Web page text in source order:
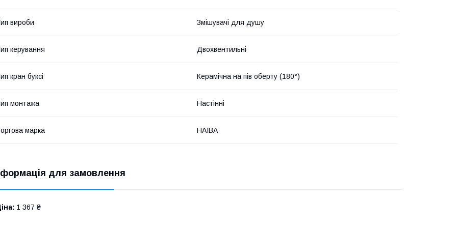
вироби Змішувачі для душу
керування Двохвентильні
кран буксі Керамічна на пів оберту (180°)
монтажа Настінні
марка HAIBA
для замовлення
1 367 ₴